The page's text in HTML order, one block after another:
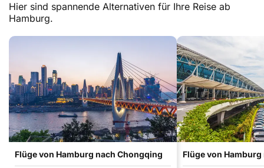
Hier sind spannende Alternativen für Ihre Reise ab
Hamburg.
Flüge von Hamburg nach Chongqing
Flüge von